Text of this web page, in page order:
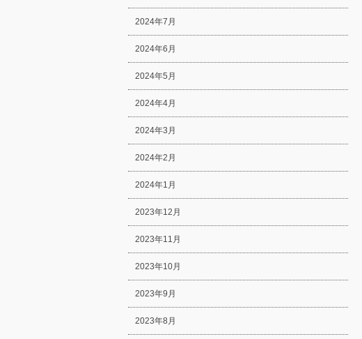
2024年7月
2024年6月
2024年5月
2024年4月
2024年3月
2024年2月
2024年1月
2023年12月
2023年11月
2023年10月
2023年9月
2023年8月